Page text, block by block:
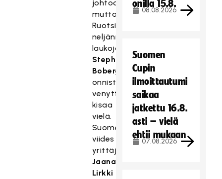
johtoon,
mutta
Ruotsin
neljännen
laukojan
Stephanie
Bobergin
onnistuminen
venytti
kisaa
vielä.
Suomen
viides
yrittäjä
Jaana
Lirkki
onilla 15.8.
08.08.2026
Suomen
Cupin
ilmoittautumi
saikaa
jatkettu 16.8.
asti – vielä
ehtii mukaan
07.08.2026